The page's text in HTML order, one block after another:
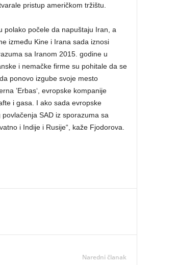
pristup američkom tržištu.
polako počele da napuštaju Iran, a
između Kine i Irana sada iznosi
sa Iranom 2015. godine u
i nemačke firme su pohitale da se
ponovo izgube svoje mesto
’Erbas‘, evropske kompanije
i gasa. I ako sada evropske
SAD iz sporazuma sa
i Indije i Rusije“, kaže Fjodorova.
Naredni članak